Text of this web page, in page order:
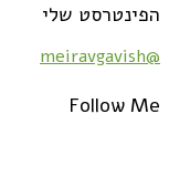
הפינטרסט שלי
@meiravgavish
Follow Me